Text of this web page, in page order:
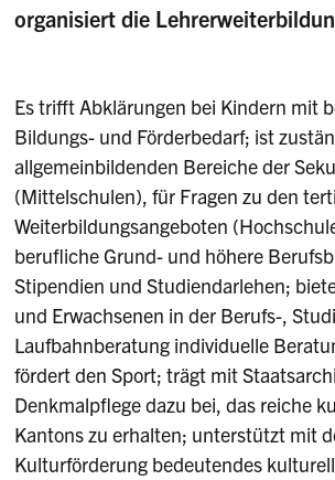
organisiert die
Es trifft Abklärungen bei Kindern mit
Bildungs- und Förderbedarf; ist
allgemeinbildenden Bereiche der
(Mittelschulen), für Fragen zu den
Weiterbildungsangeboten
berufliche Grund- und höhere
Stipendien und Studiendarlehen;
und Erwachsenen in der Berufs-,
Laufbahnberatung individuelle
fördert den Sport; trägt mit
Denkmalpflege dazu bei, das reiche
Kantons zu erhalten; unterstützt mit
Kulturförderung bedeutendes